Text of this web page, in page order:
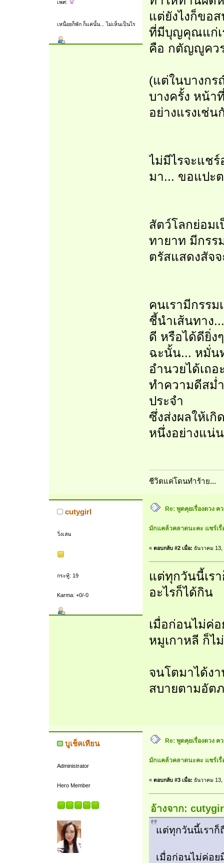
เพศ:
เหนื่อยก็พัก ก็แค่นั้น... ไม่เห็นเป็นไร
แต่ยังไงก็ขอ
ที่มีบุญคุณแก่เ
คือ กตัญญูคว
(แต่ในบางกร
บางครั้ง หน้
อย่างแรงเช่
ไม่มีไรจะแชร์
มา... ขอแปะ
สัตว์โลกย่อม
ทายาท มีกรร
ตรัสแสดงสัจ
คนเรามีกรรม
ชี้นำเส้นทาง
ดี หรือได้ดียิ่ง
ฉะนั้น... หมั่น
อำนวยได้เถอ
ทำความดีสม่
ประจำ
ซึ่งส่งผลให้เกิ
หนึ่งอย่างแน่
ชีวิตแค่โดนทำร้าย...
cutygirl
วิ่งเล่น
กระทู้: 19
Karma: +0/-0
Re: พูดคุยเรื่องดวง
มักแคล้วคลาดนะคะ แชร์เรื่
« ตอบกลับ #2 เมื่อ: ธันวาคม 13,
แต่ทุกวันนี้เร
อะไรก็ได้กิน
เมื่อก่อนไม่ค่
หมูเกาหลี ก็ไ
จนโตมาได้ง
สบายตามอัต
บูเช็คเทียน
Administrator
Hero Member
Re: พูดคุยเรื่องดวง
มักแคล้วคลาดนะคะ แชร์เรื่
« ตอบกลับ #3 เมื่อ: ธันวาคม 13,
อ้างจาก:
แต่ทุกวันนี้เราก็
เมื่อก่อนไม่ค่อย